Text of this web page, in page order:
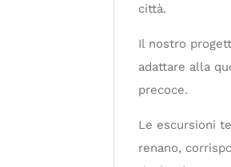
città.
Il nostro
adattare alla
precoce.
Le escursioni
renano,